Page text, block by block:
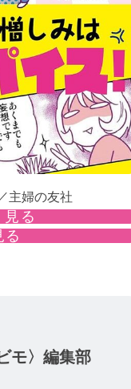
主婦の友社
る
る
モ〉編集部